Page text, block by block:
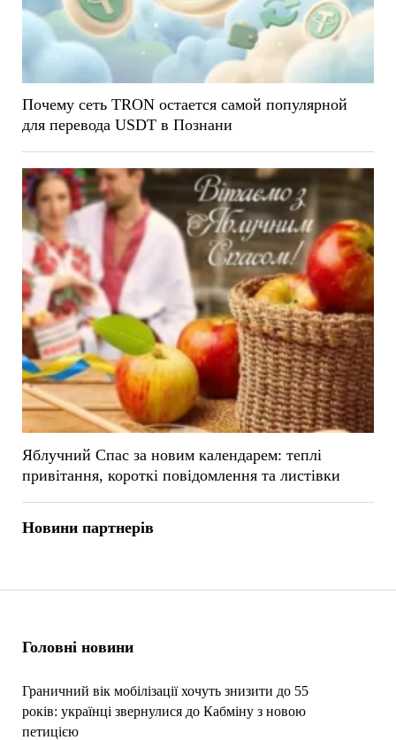
Головні новини
Граничний вік мобілізації хочуть знизити до 55
років: українці звернулися до Кабміну з новою
петицією
Почему сеть TRON остается самой популярной
для перевода USDT в Познани
Яблучний Спас за новим календарем: теплі
привітання, короткі повідомлення та листівки
Новини партнерів